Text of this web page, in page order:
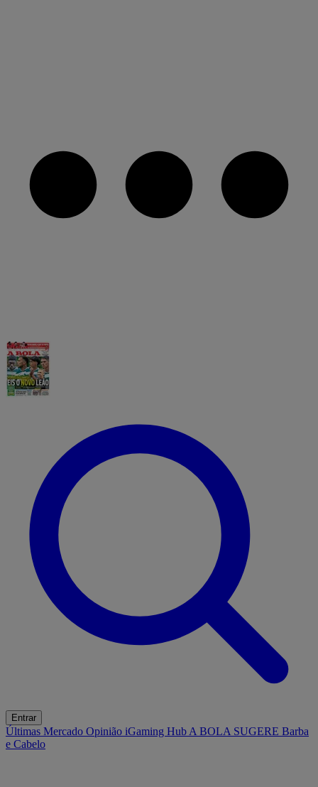
Entrar
Últimas Mercado Opinião iGaming Hub A BOLA SUGERE Barba
e Cabelo